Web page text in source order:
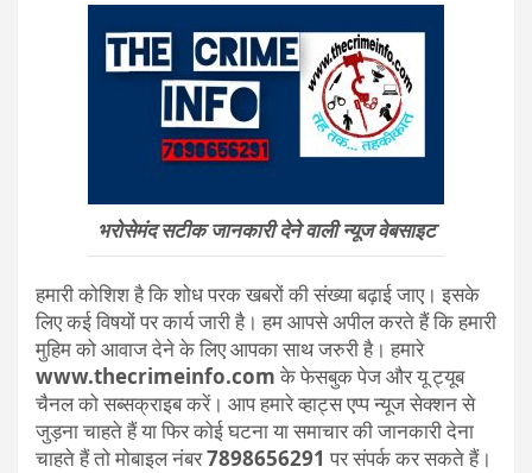
भरोसेमंद सटीक जानकारी देने वाली न्यूज वेबसाइट
हमारी कोशिश है कि शोध परक खबरों की संख्या बढ़ाई जाए। इसके
लिए कई विषयों पर कार्य जारी है। हम आपसे अपील करते हैं कि हमारी
मुहिम को आवाज देने के लिए आपका साथ जरुरी है। हमारे
www.thecrimeinfo.comके फेसबुक पेज और यू ट्यूब
चैनल को सब्सक्राइब करें। आप हमारे व्हाट्स एप्प न्यूज सेक्शन से
जुड़ना चाहते हैं या फिर कोई घटना या समाचार की जानकारी देना
चाहते हैं तो मोबाइल नंबर7898656291 पर संपर्क कर सकते हैं।